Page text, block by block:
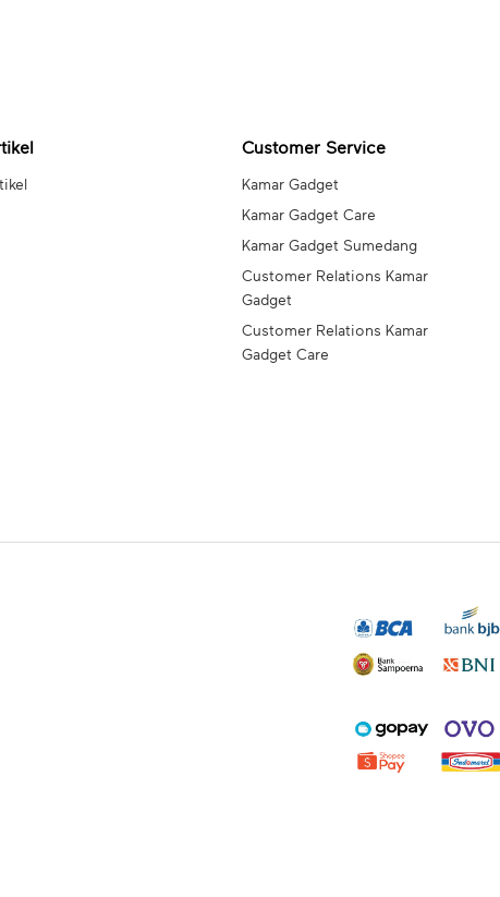
Customer Service
Kamar Gadget
Kamar Gadget Care
Kamar Gadget Sumedang
Customer Relations Kamar
Gadget
Customer Relations Kamar
Gadget Care